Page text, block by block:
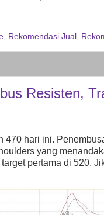
Rekomendasi Jual
Resisten,
470 hari ini.
yang
pertama di 520.